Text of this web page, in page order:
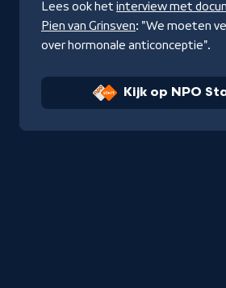
Lees ook het interview met
Pien van Grinsven: "We moeten
over hormonale anticonceptie".
Kijk op NPO